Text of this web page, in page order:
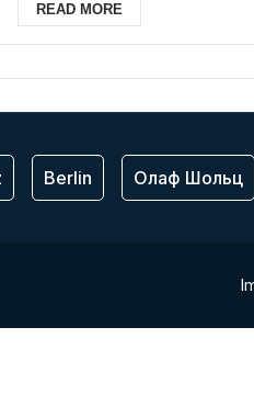
READ MORE
Berlin Олаф Шольц